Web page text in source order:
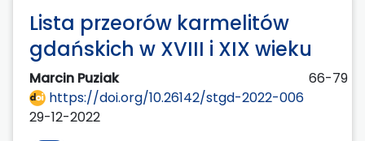
Lista przeorów karmelitów
gdańskich w XVIII i XIX wieku
Marcin Puziak
66-79
https://doi.org/10.26142/stgd-2022-006
29-12-2022